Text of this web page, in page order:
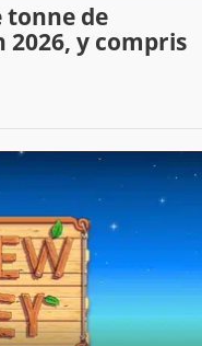
tonne de
y compris